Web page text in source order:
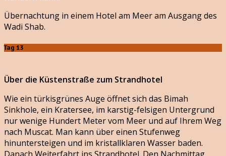
Übernachtung in einem Hotel am Meer am Ausgang des
Wadi Shab.
Tag 13
Über die Küstenstraße zum Strandhotel
Wie ein türkisgrünes Auge öffnet sich das Bimah
Sinkhole, ein Kratersee, im karstig-felsigen Untergrund
nur wenige Hundert Meter vom Meer und auf Ihrem Weg
nach Muscat. Man kann über einen Stufenweg
hinuntersteigen und im kristallklaren Wasser baden.